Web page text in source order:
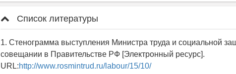
Список литературы
1. Стенограмма выступления Министра труда и социальной
совещании в Правительстве РФ [Электронный ресурс].
URL:http://www.rosmintrud.ru/labour/15/10/